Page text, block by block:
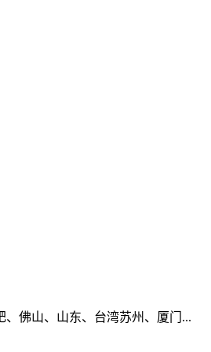
佛山、山东、台湾苏州、厦门...